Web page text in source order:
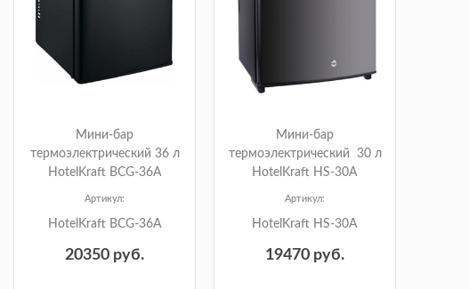
Мини-бар
термоэлектрический 36 л
HotelKraft BCG-36A
Артикул:
HotelKraft BCG-36A
20350 руб.
Мини-бар
термоэлектрический 30 л
HotelKraft HS-30A
Артикул:
HotelKraft HS-30A
19470 руб.